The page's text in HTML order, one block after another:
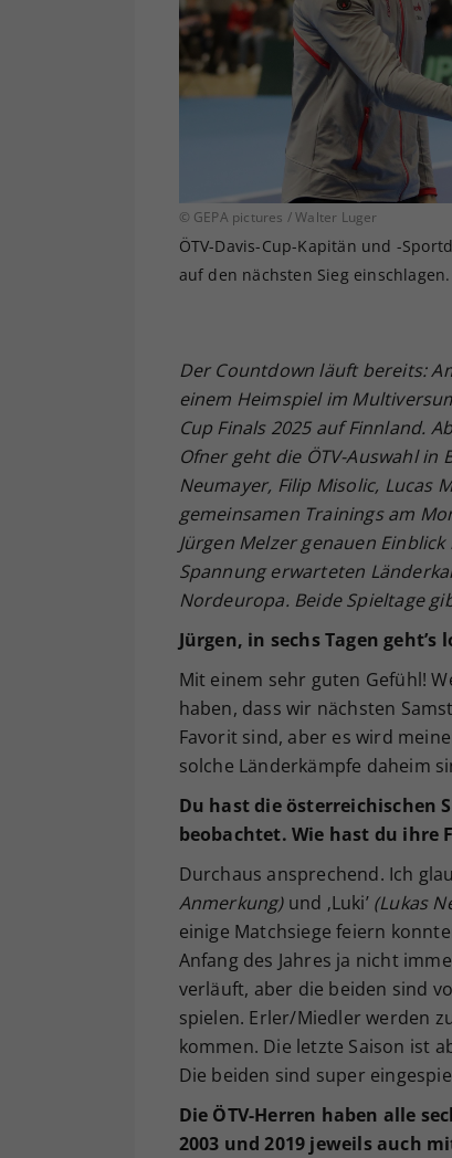
© GEPA pictures / Walter Luger
ÖTV-Davis-Cup-Kapitän und -
auf den nächsten Sieg einschlagen.
Der Countdown läuft bereits:
einem Heimspiel im
Cup Finals 2025 auf Finnland.
Ofner geht die ÖTV-Auswahl in
Neumayer, Filip Misolic, Lucas
gemeinsamen Trainings am
Jürgen Melzer genauen
Spannung erwarteten
Nordeuropa. Beide Spieltage
Jürgen, in sechs Tagen
Mit einem sehr guten Gefühl!
haben, dass wir nächsten
Favorit sind, aber es wird
solche Länderkämpfe daheim
Du hast die österreichischen
beobachtet. Wie hast du ihre
Durchaus ansprechend. Ich
Anmerkung)und ‚Luki’ (Lukas
einige Matchsiege feiern
Anfang des Jahres ja nicht
verläuft, aber die beiden sind
spielen. Erler/Miedler werden
kommen. Die letzte Saison ist
Die beiden sind super
Die ÖTV-Herren haben alle
2003 und 2019 jeweils auch